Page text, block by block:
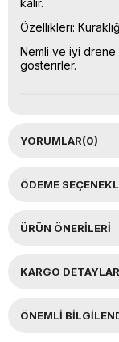
Özellikleri:
Nemli ve iyi drene
gösterirler.
YORUMLAR(0)
ÖDEME
ÜRÜN ÖNERILERI
KARGO
ÖNEMLI